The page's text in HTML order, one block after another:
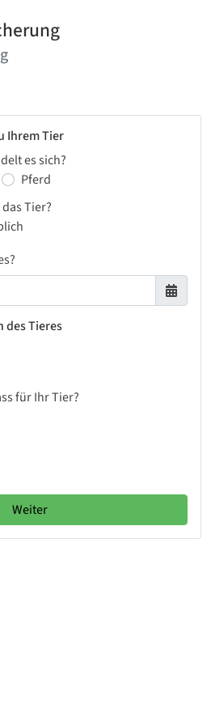
Ihrem Tier
es sich?
Pferd
Tier?
des Tieres
für Ihr Tier?
Weiter